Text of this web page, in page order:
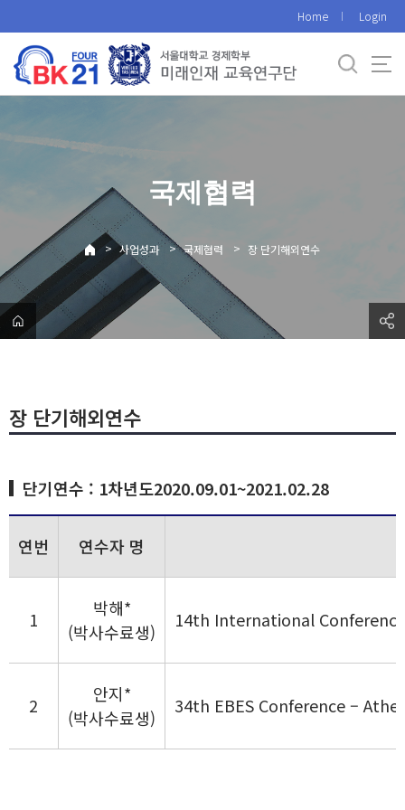
로
메
Home Login
국제협력
> 사업성과 > 국제협력 > 장 단기해외연수
장 단기해외연수
단기연수 : 1차년도2020.09.01~2021.02.28
연번 연수자 명
1
박해*
(박사수료생)
14th International
2
안지*
(박사수료생)
34th EBES Conference –